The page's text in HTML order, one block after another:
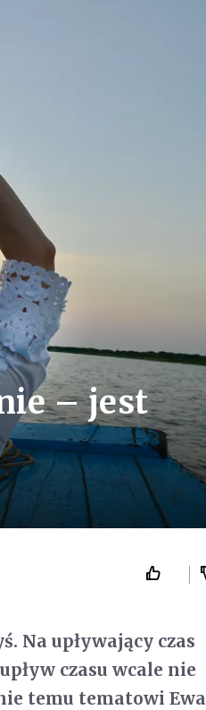
– jest
Na upływający czas
czasu wcale nie
temu tematowi Ewa